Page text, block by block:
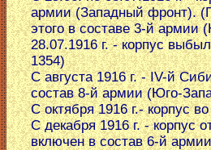
армии (Западный фронт).
этого в составе 3-й
28.07.1916 г. - корпус
1354)
С августа 1916 г. - IV-й
состав 8-й армии (Юго-
С октября 1916 г.- корпус
С декабря 1916 г. - корпус
включен в состав 6-й